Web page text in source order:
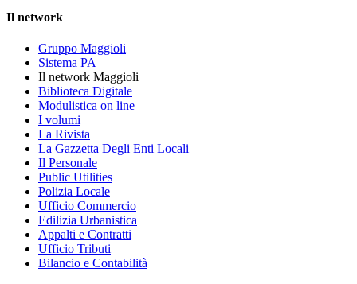
Il network
Gruppo Maggioli
Sistema PA
Il network Maggioli
Biblioteca Digitale
Modulistica on line
I volumi
La Rivista
La Gazzetta Degli Enti Locali
Il Personale
Public Utilities
Polizia Locale
Ufficio Commercio
Edilizia Urbanistica
Appalti e Contratti
Ufficio Tributi
Bilancio e Contabilità